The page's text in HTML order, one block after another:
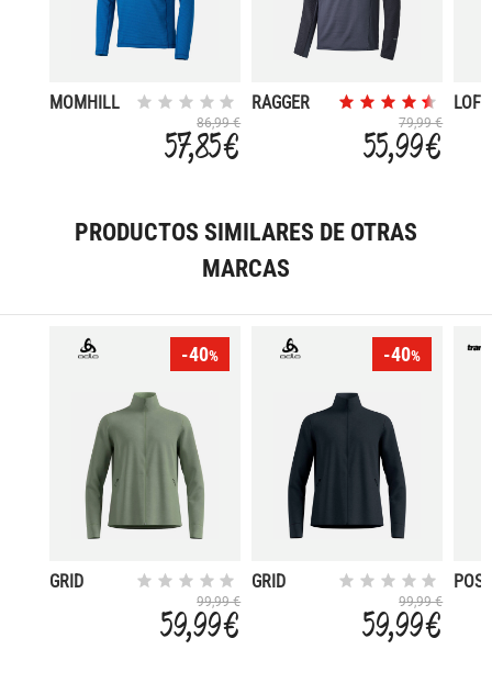
MOMHILL
86,99 €
57,85 €
RAGGER
79,99 €
55,99 €
PRODUCTOS SIMILARES DE OTRAS
MARCAS
-40%
GRID
99,99 €
59,99 €
-40%
GRID
99,99 €
59,99 €